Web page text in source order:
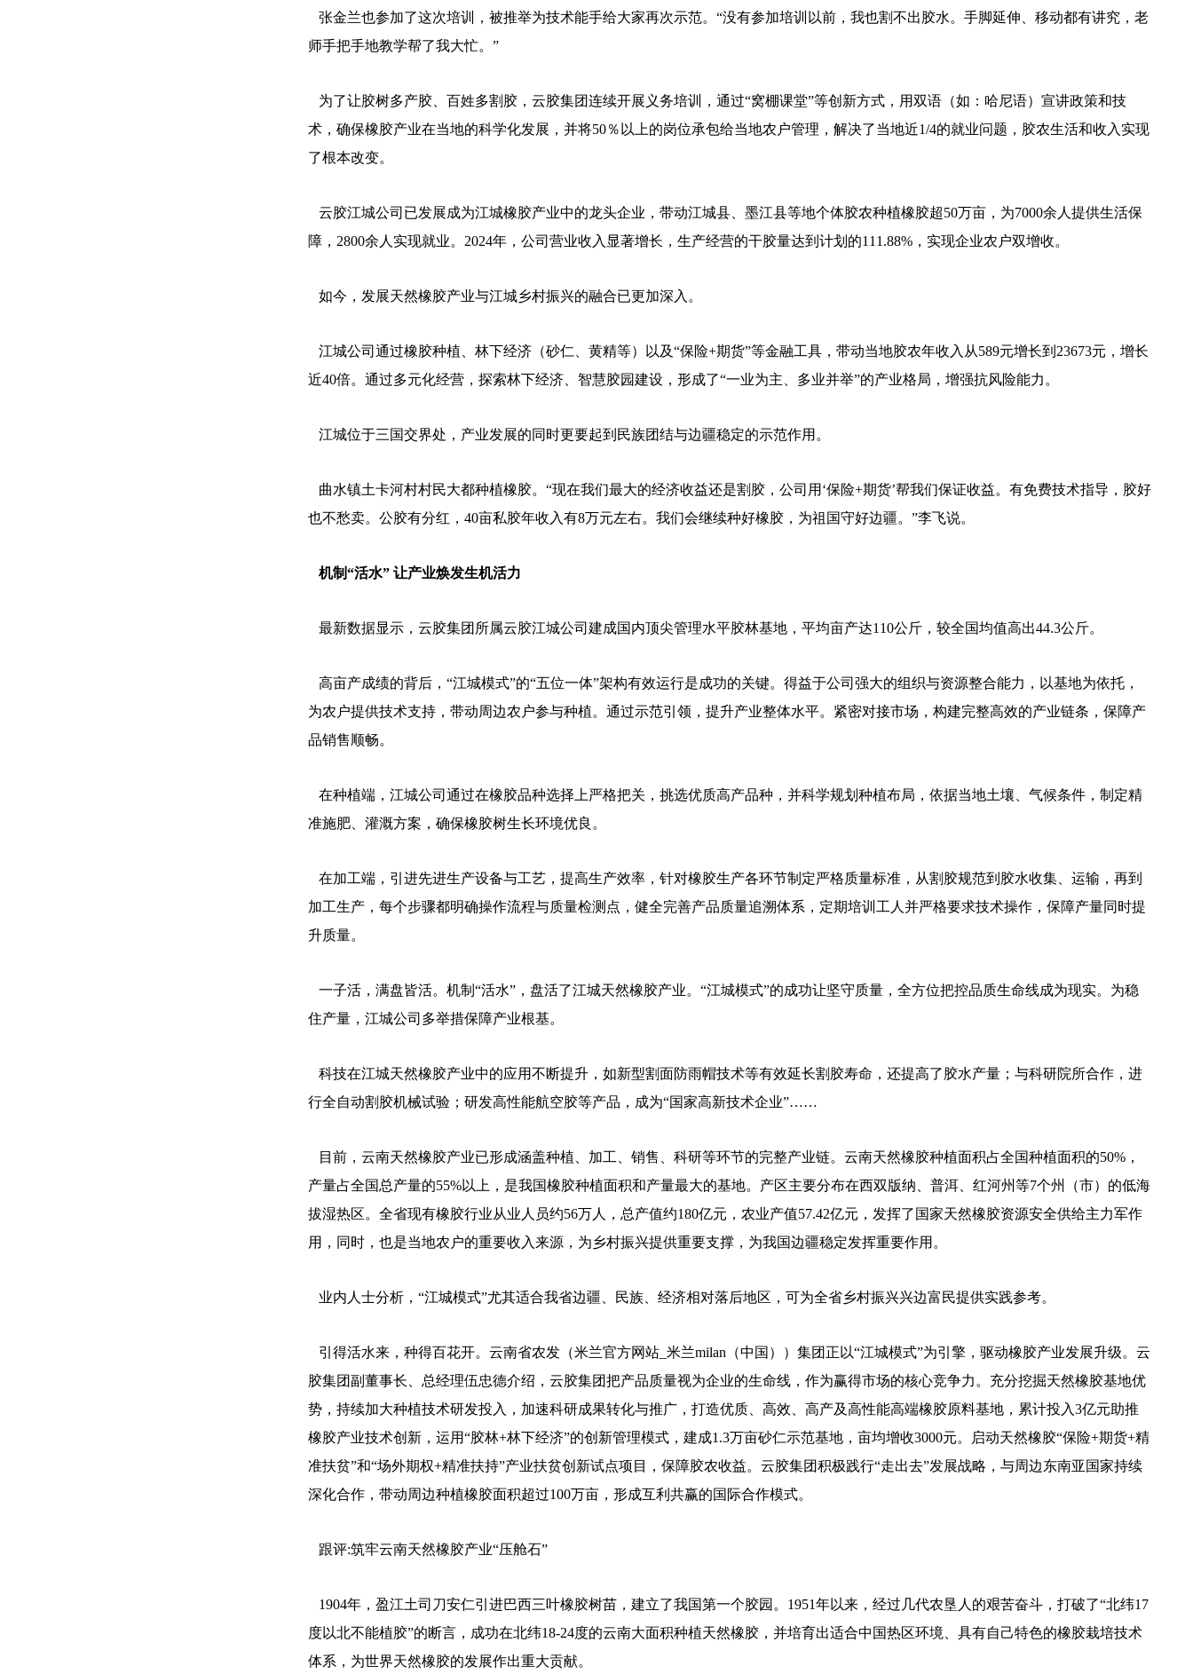
张金兰也参加了这次培训，被推举为技术能手给大家再次示范。“没有参加培训以前，我也割不出胶水。手脚延伸、移动都有讲究，老
师手把手地教学帮了我大忙。”
为了让胶树多产胶、百姓多割胶，云胶集团连续开展义务培训，通过“窝棚课堂”等创新方式，用双语（如：哈尼语）宣讲政策和技
术，确保橡胶产业在当地的科学化发展，并将50％以上的岗位承包给当地农户管理，解决了当地近1/4的就业问题，胶农生活和收入实现
了根本改变。
云胶江城公司已发展成为江城橡胶产业中的龙头企业，带动江城县、墨江县等地个体胶农种植橡胶超50万亩，为7000余人提供生活保
障，2800余人实现就业。2024年，公司营业收入显著增长，生产经营的干胶量达到计划的111.88%，实现企业农户双增收。
如今，发展天然橡胶产业与江城乡村振兴的融合已更加深入。
江城公司通过橡胶种植、林下经济（砂仁、黄精等）以及“保险+期货”等金融工具，带动当地胶农年收入从589元增长到23673元，增长
近40倍。通过多元化经营，探索林下经济、智慧胶园建设，形成了“一业为主、多业并举”的产业格局，增强抗风险能力。
江城位于三国交界处，产业发展的同时更要起到民族团结与边疆稳定的示范作用。
曲水镇土卡河村村民大都种植橡胶。“现在我们最大的经济收益还是割胶，公司用‘保险+期货’帮我们保证收益。有免费技术指导，胶好
也不愁卖。公胶有分红，40亩私胶年收入有8万元左右。我们会继续种好橡胶，为祖国守好边疆。”李飞说。
机制“活水” 让产业焕发生机活力
最新数据显示，云胶集团所属云胶江城公司建成国内顶尖管理水平胶林基地，平均亩产达110公斤，较全国均值高出44.3公斤。
高亩产成绩的背后，“江城模式”的“五位一体”架构有效运行是成功的关键。得益于公司强大的组织与资源整合能力，以基地为依托，
为农户提供技术支持，带动周边农户参与种植。通过示范引领，提升产业整体水平。紧密对接市场，构建完整高效的产业链条，保障产
品销售顺畅。
在种植端，江城公司通过在橡胶品种选择上严格把关，挑选优质高产品种，并科学规划种植布局，依据当地土壤、气候条件，制定精
准施肥、灌溉方案，确保橡胶树生长环境优良。
在加工端，引进先进生产设备与工艺，提高生产效率，针对橡胶生产各环节制定严格质量标准，从割胶规范到胶水收集、运输，再到
加工生产，每个步骤都明确操作流程与质量检测点，健全完善产品质量追溯体系，定期培训工人并严格要求技术操作，保障产量同时提
升质量。
一子活，满盘皆活。机制“活水”，盘活了江城天然橡胶产业。“江城模式”的成功让坚守质量，全方位把控品质生命线成为现实。为稳
住产量，江城公司多举措保障产业根基。
科技在江城天然橡胶产业中的应用不断提升，如新型割面防雨帽技术等有效延长割胶寿命，还提高了胶水产量；与科研院所合作，进
行全自动割胶机械试验；研发高性能航空胶等产品，成为“国家高新技术企业”……
目前，云南天然橡胶产业已形成涵盖种植、加工、销售、科研等环节的完整产业链。云南天然橡胶种植面积占全国种植面积的50%，
产量占全国总产量的55%以上，是我国橡胶种植面积和产量最大的基地。产区主要分布在西双版纳、普洱、红河州等7个州（市）的低海
拔湿热区。全省现有橡胶行业从业人员约56万人，总产值约180亿元，农业产值57.42亿元，发挥了国家天然橡胶资源安全供给主力军作
用，同时，也是当地农户的重要收入来源，为乡村振兴提供重要支撑，为我国边疆稳定发挥重要作用。
业内人士分析，“江城模式”尤其适合我省边疆、民族、经济相对落后地区，可为全省乡村振兴兴边富民提供实践参考。
引得活水来，种得百花开。云南省农发（米兰官方网站_米兰milan（中国））集团正以“江城模式”为引擎，驱动橡胶产业发展升级。云
胶集团副董事长、总经理伍忠德介绍，云胶集团把产品质量视为企业的生命线，作为赢得市场的核心竞争力。充分挖掘天然橡胶基地优
势，持续加大种植技术研发投入，加速科研成果转化与推广，打造优质、高效、高产及高性能高端橡胶原料基地，累计投入3亿元助推
橡胶产业技术创新，运用“胶林+林下经济”的创新管理模式，建成1.3万亩砂仁示范基地，亩均增收3000元。启动天然橡胶“保险+期货+精
准扶贫”和“场外期权+精准扶持”产业扶贫创新试点项目，保障胶农收益。云胶集团积极践行“走出去”发展战略，与周边东南亚国家持续
深化合作，带动周边种植橡胶面积超过100万亩，形成互利共赢的国际合作模式。
跟评:筑牢云南天然橡胶产业“压舱石”
1904年，盈江土司刀安仁引进巴西三叶橡胶树苗，建立了我国第一个胶园。1951年以来，经过几代农垦人的艰苦奋斗，打破了“北纬17
度以北不能植胶”的断言，成功在北纬18-24度的云南大面积种植天然橡胶，并培育出适合中国热区环境、具有自己特色的橡胶栽培技术
体系，为世界天然橡胶的发展作出重大贡献。